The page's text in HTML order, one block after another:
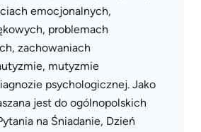
emocjonalnych,
problemach
zachowaniach
mutyzmie
psychologicznej. Jako
jest do ogólnopolskich
na Śniadanie, Dzień